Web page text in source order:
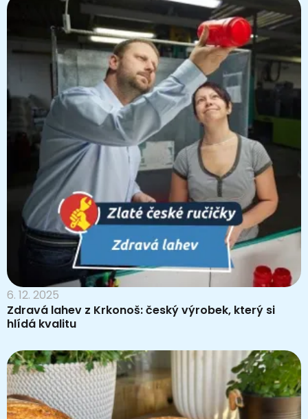
6. 12. 2025
Zdravá lahev z Krkonoš: český výrobek, který si
hlídá kvalitu